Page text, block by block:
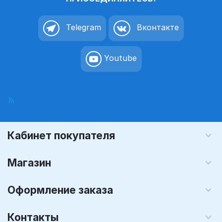
Telegram Вконтакте
Youtube
Кабинет покупателя
Магазин
Оформление заказа
Контакты